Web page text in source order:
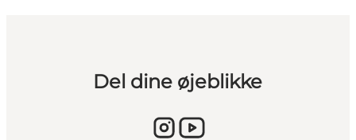
Del dine øjeblikke